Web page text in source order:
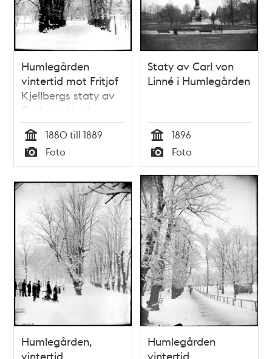
Humlegården
vintertid mot Fritjof
Kjellbergs staty av
Carl von Linné
Tid
1880 till 1889
Typ
Foto
Staty av Carl von
Linné i Humlegården
Tid
1896
Typ
Foto
Humlegården,
vintertid
Humlegården
vintertid